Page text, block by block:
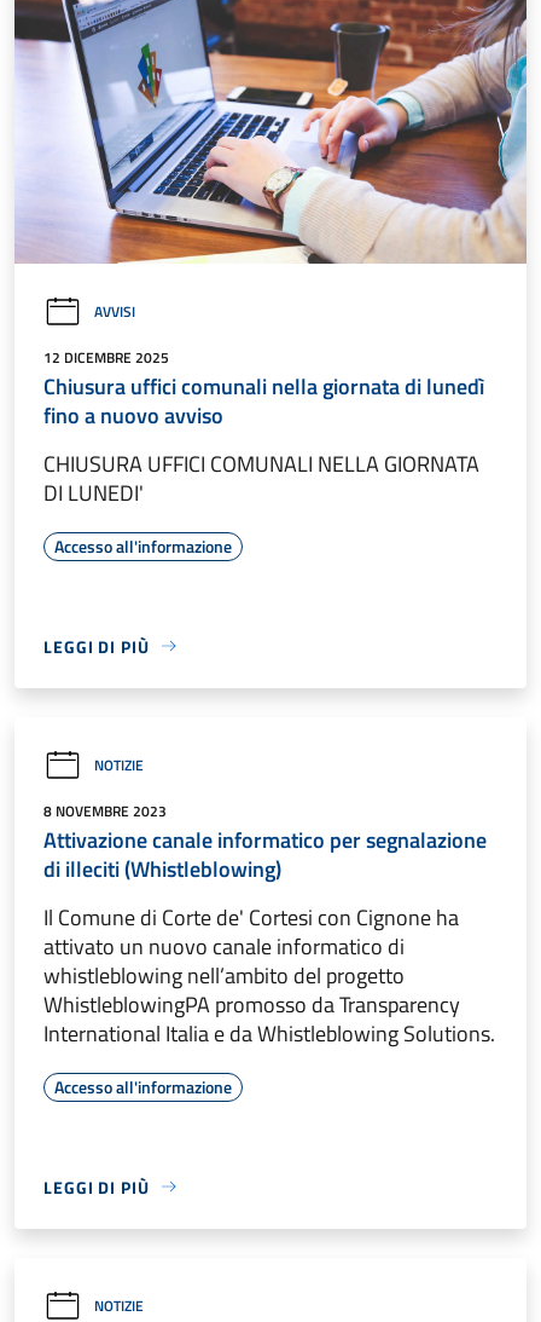
AVVISI
12 DICEMBRE 2025
Chiusura uffici comunali nella giornata di lunedì
fino a nuovo avviso
CHIUSURA UFFICI COMUNALI NELLA GIORNATA
DI LUNEDI'
Accesso all'informazione
LEGGI DI PIÙ
NOTIZIE
8 NOVEMBRE 2023
Attivazione canale informatico per segnalazione
di illeciti (Whistleblowing)
Il Comune di Corte de' Cortesi con Cignone ha
attivato un nuovo canale informatico di
whistleblowing nell’ambito del progetto
WhistleblowingPA promosso da Transparency
International Italia e da Whistleblowing Solutions.
Accesso all'informazione
LEGGI DI PIÙ
NOTIZIE